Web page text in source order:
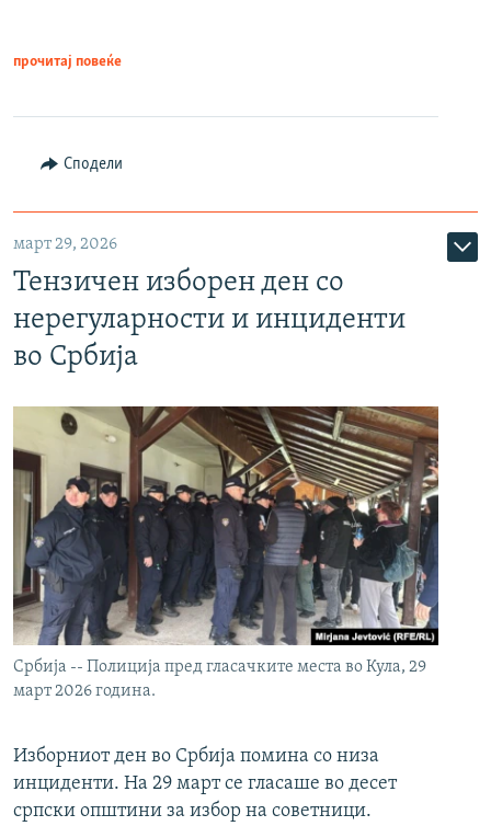
прочитај повеќе
Сподели
март 29, 2026
Тензичен изборен ден со
нерегуларности и инциденти
во Србија
Србија -- Полиција пред гласачките места во Кула, 29
март 2026 година.
Изборниот ден во Србија помина со низа
инциденти. На 29 март се гласаше во десет
српски општини за избор на советници.